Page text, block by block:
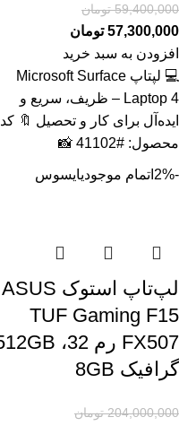
59,400,000 تومان
57,300,000 تومان
افزودن به سبد خرید
💻 لپتاپ Microsoft Surface
Laptop 4 – ظریف، سریع و
ایده‌آل برای کار و تحصیل 🔖 کد
محصول: #41102 📸
-2% اتمام موجودیایسوس
لپ‌تاپ استوک ASUS
TUF Gaming F15
گرافیک 8GB
204,000,000 تومان